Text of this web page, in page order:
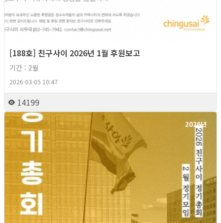
[188호] 친구사이 2026년 1월 후원보고
기간 : 2월
2026-03-05 10:47
14199
2026년